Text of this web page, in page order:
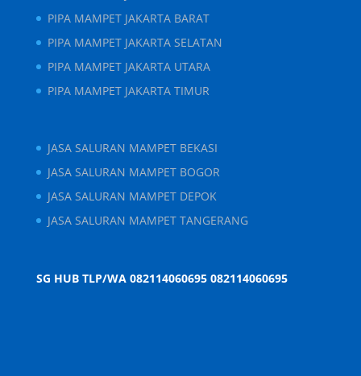
PIPA MAMPET JAKARTA BARAT
PIPA MAMPET JAKARTA SELATAN
PIPA MAMPET JAKARTA UTARA
PIPA MAMPET JAKARTA TIMUR
JASA SALURAN MAMPET BEKASI
JASA SALURAN MAMPET BOGOR
JASA SALURAN MAMPET DEPOK
JASA SALURAN MAMPET TANGERANG
SG HUB TLP/WA 082114060695 082114060695